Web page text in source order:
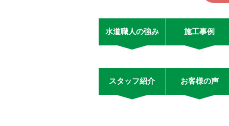
水道職人の強み 施工事例
スタッフ紹介 お客様の声